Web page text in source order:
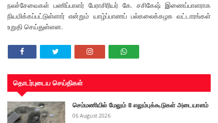
நலச்சேவைகள் பணிப்பாளர் பேராசிரியர் கே. சசிகேஷ் இணைப்பாளராக
நியமிக்கப்பட்டுள்ளார் என்றும் யாழ்ப்பாணப் பல்கலைக்கழக வட்டாரங்கள்
உறுதி செய்துள்ளன.
தொடர்புடைய செய்திகள்
செம்மணியில் மேலும் 8 எலும்புக்கூடுகள் அடையாளம்
06 August 2026